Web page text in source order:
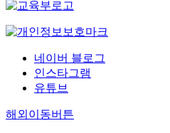
네이버 블로그
인스타그램
유튜브
해외이동버튼